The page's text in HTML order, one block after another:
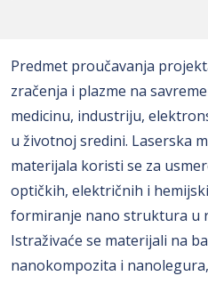
Predmet proučavanja
zračenja i plazme na
medicinu, industriju,
u životnoj sredini. Laserska
materijala koristi se za
optičkih, električnih i
formiranje nano struktura u
Istraživaće se materijali na
nanokompozita i